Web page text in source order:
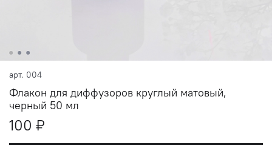
арт. 004
Флакон для диффузоров круглый матовый,
черный 50 мл
100 ₽